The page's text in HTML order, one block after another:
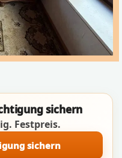
sichern
Festpreis.
sichern